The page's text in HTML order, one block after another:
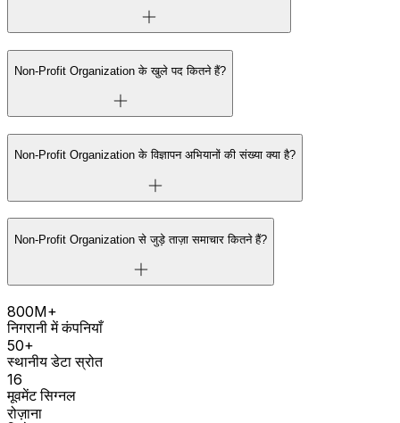
Non-Profit Organization के खुले पद कितने हैं?
Non-Profit Organization के विज्ञापन अभियानों की संख्या क्या है?
Non-Profit Organization से जुड़े ताज़ा समाचार कितने हैं?
800M+
निगरानी में कंपनियाँ
50+
स्थानीय डेटा स्रोत
16
मूवमेंट सिग्नल
रोज़ाना